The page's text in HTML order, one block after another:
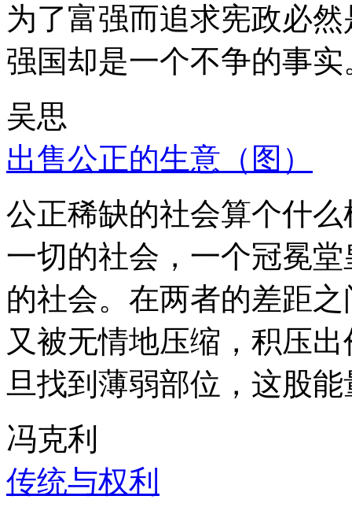
为了富强而追求宪政必
强国却是一个不争的事实
吴思
出售公正的生意（图）
公正稀缺的社会算个什
一切的社会，一个冠冕
的社会。在两者的差距
又被无情地压缩，积压
旦找到薄弱部位，这股
冯克利
传统与权利